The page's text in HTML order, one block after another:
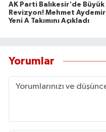
AK Parti Balıkesir'de Büyük
Revizyon! Mehmet Aydemir
Yeni A Takımını Açıkladı
Yorumlar